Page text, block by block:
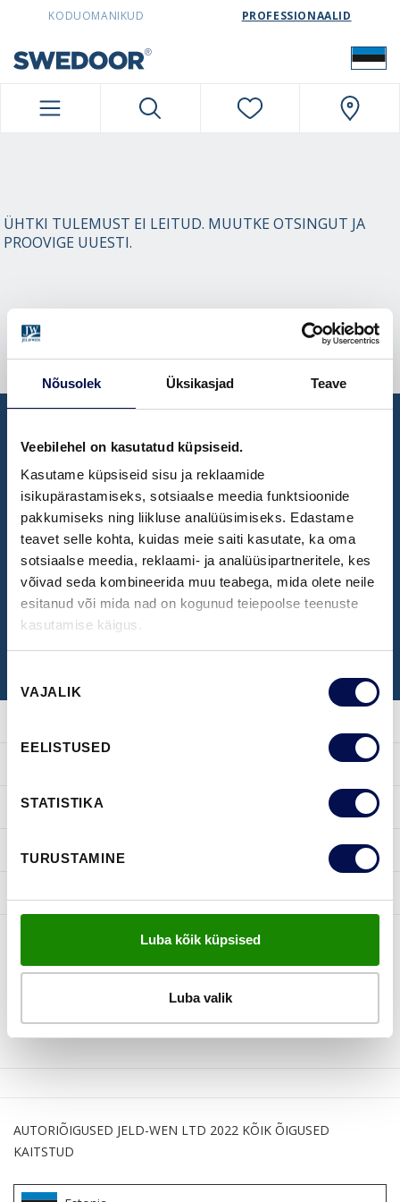
Nõusolek Üksikasjad Teave
Veebilehel on kasutatud küpsiseid.
Kasutame küpsiseid sisu ja reklaamide
isikupärastamiseks, sotsiaalse meedia funktsioonide
pakkumiseks ning liikluse analüüsimiseks. Edastame
teavet selle kohta, kuidas meie saiti kasutate, ka oma
sotsiaalse meedia, reklaami- ja analüüsipartneritele, kes
võivad seda kombineerida muu teabega, mida olete neile
esitanud või mida nad on kogunud teiepoolse teenuste
kasutamise käigus.
valik
VAJALIK
EELISTUSED
STATISTIKA
TURUSTAMINE
Luba kõik küpsised
Luba valik
SWEDOORESTONIA NAVIGATION
KODUOMANIKUD PROFESSIONAALID
ÜHTKI TULEMUST EI LEITUD. MUUTKE OTSINGUT JA
PROOVIGE UUESTI.
INSPIRATSIOON
KASULIKKU
JÄLGI MEID
NÄIDISTESAAL
Broneeri aeg Swedoori näidistesaali
külastamiseks
BRONEERI KÜLASTUS
AUTORIÕIGUSED JELD-WEN LTD 2022 KÕIK ÕIGUSED
KAITSTUD